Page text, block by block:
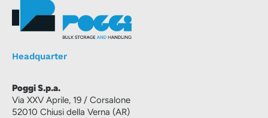
Headquarter
Poggi S.p.a.
Via XXV Aprile, 19 / Corsalone
52010 Chiusi della Verna (AR)